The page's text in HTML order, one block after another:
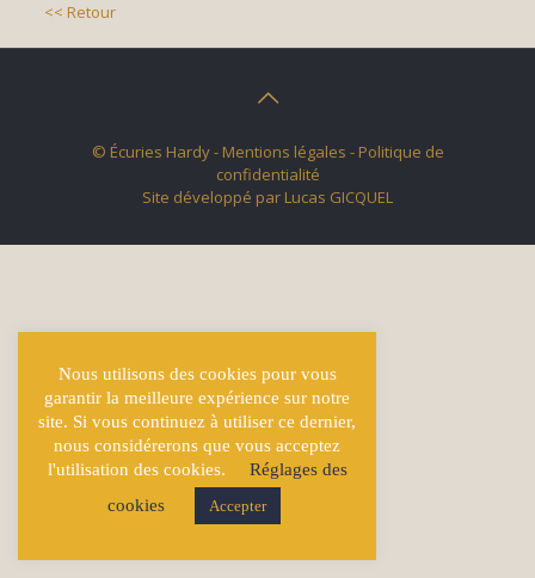
<< Retour
© Écuries Hardy - Mentions légales - Politique de
confidentialité
Site développé par Lucas GICQUEL
Nous utilisons des cookies pour vous
garantir la meilleure expérience sur notre
site. Si vous continuez à utiliser ce dernier,
nous considérerons que vous acceptez
l'utilisation des cookies.
Réglages des
cookies
Accepter